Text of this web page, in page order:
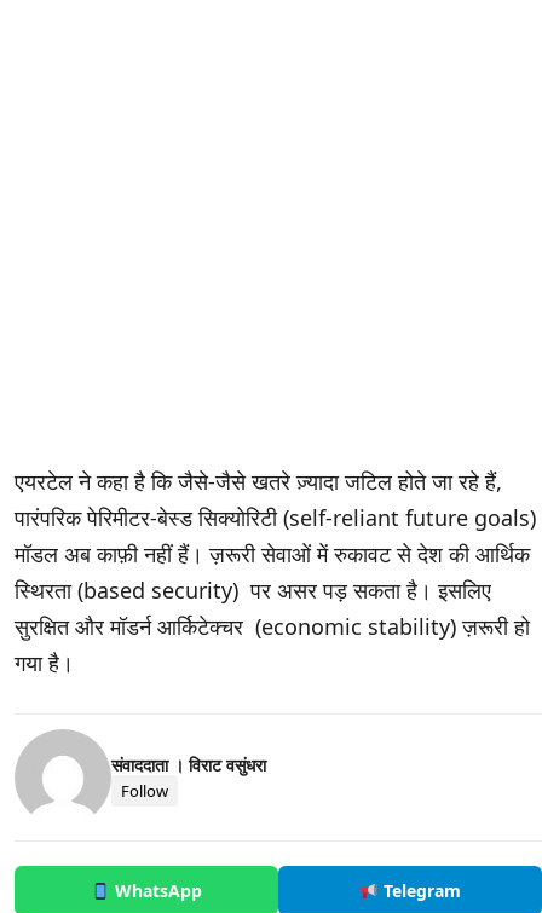
एयरटेल ने कहा है कि जैसे-जैसे खतरे ज़्यादा जटिल होते जा रहे हैं,
पारंपरिक पेरिमीटर-बेस्ड सिक्योरिटी (self-reliant future goals)
मॉडल अब काफ़ी नहीं हैं। ज़रूरी सेवाओं में रुकावट से देश की आर्थिक
स्थिरता (based security) पर असर पड़ सकता है। इसलिए
सुरक्षित और मॉडर्न आर्किटेक्चर (economic stability) ज़रूरी हो
गया है।
संवाददाता । विराट वसुंधरा
Follow
WhatsApp Telegram